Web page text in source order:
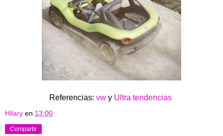
Referencias: vw y Ultra tendencias
Hilary en 13:00
Compartir